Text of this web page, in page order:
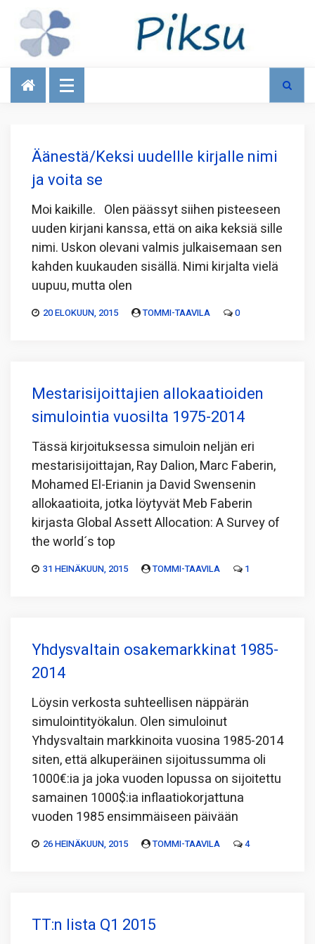
Talous
Äänestä/Keksi uudellle kirjalle nimi
ja voita se
Moi kaikille. Olen päässyt siihen pisteeseen
uuden kirjani kanssa, että on aika keksiä sille
nimi. Uskon olevani valmis julkaisemaan sen
kahden kuukauden sisällä. Nimi kirjalta vielä
uupuu, mutta olen
20 ELOKUUN, 2015 TOMMI-TAAVILA 0
Mestarisijoittajien allokaatioiden
simulointia vuosilta 1975-2014
Tässä kirjoituksessa simuloin neljän eri
mestarisijoittajan, Ray Dalion, Marc Faberin,
Mohamed El-Erianin ja David Swensenin
allokaatioita, jotka löytyvät Meb Faberin
kirjasta Global Assett Allocation: A Survey of
the world´s top
31 HEINÄKUUN, 2015 TOMMI-TAAVILA 1
Yhdysvaltain osakemarkkinat 1985-
2014
Löysin verkosta suhteellisen näppärän
simulointityökalun. Olen simuloinut
Yhdysvaltain markkinoita vuosina 1985-2014
siten, että alkuperäinen sijoitussumma oli
1000€:ia ja joka vuoden lopussa on sijoitettu
samainen 1000$:ia inflaatiokorjattuna
vuoden 1985 ensimmäiseen päivään
26 HEINÄKUUN, 2015 TOMMI-TAAVILA 4
TT:n lista Q1 2015